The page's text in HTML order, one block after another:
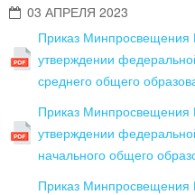
03 АПРЕЛЯ 2023
Приказ
утверждении
среднего общего
Приказ
утверждении
начального общего
Приказ